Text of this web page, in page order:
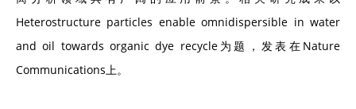
Heterostructure particles enable omnidispersible in water
and oil towards organic dye recycle为题，发表在Nature
Communications上。